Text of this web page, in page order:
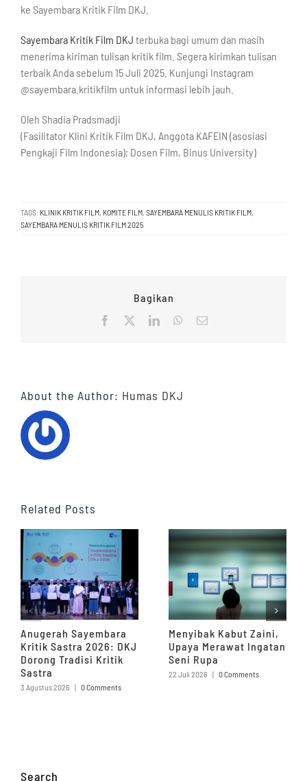
ke Sayembara Kritik Film DKJ.
Sayembara Kritik Film DKJ terbuka bagi umum dan masih
menerima kiriman tulisan kritik film. Segera kirimkan tulisan
terbaik Anda sebelum 15 Juli 2025. Kunjungi Instagram
@sayembara.kritikfilm untuk informasi lebih jauh.
Oleh Shadia Pradsmadji
(Fasilitator Klini Kritik Film DKJ, Anggota KAFEIN (asosiasi
Pengkaji Film Indonesia); Dosen Film, Binus University)
TAGS: KLINIK KRITIK FILM KOMITE FILM SAYEMBARA MENULIS KRITIK FILM
SAYEMBARA MENULIS KRITIK FILM 2025
Bagikan
Facebook LinkedInWhatsApp
Email
About the Author: Humas DKJ
Related Posts
Anugerah Sayembara
Kritik Sastra 2026: DKJ
Dorong Tradisi Kritik
Sastra
3 Agustus 2026 | 0 Comments
Menyibak Kabut Zaini,
Upaya Merawat Ingatan
Seni Rupa
22 Juli 2026 | 0 Comments
Search